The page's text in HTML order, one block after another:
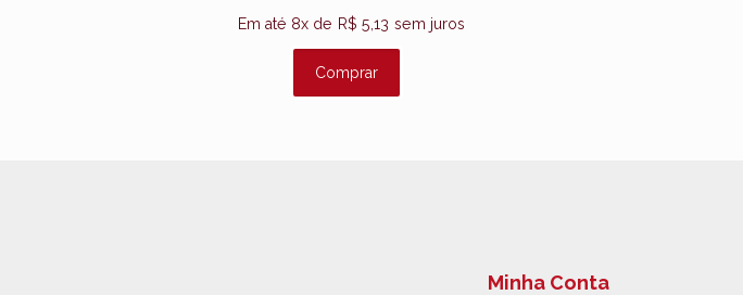
Em até 8x de R$ 5,13 sem juros
Comprar
Minha Conta